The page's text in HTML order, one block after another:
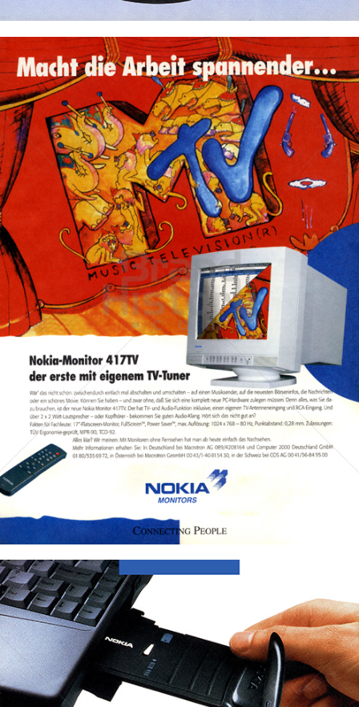
Bild-ID: 72306
NOKIA NOKIA AUSTRIA GmbH